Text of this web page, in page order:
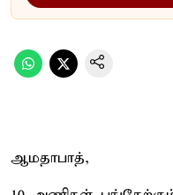
ஆமதாபாத்,